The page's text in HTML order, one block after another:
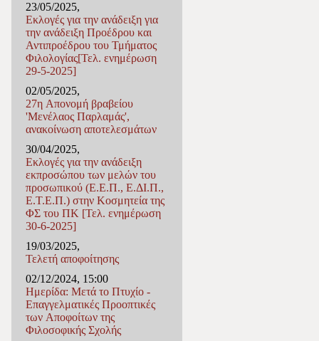
23/05/2025,
Εκλογές για την ανάδειξη για
την ανάδειξη Προέδρου και
Αντιπροέδρου του Τμήματος
Φιλολογίας[Τελ. ενημέρωση
29-5-2025]
02/05/2025,
27η Απονομή βραβείου
'Μενέλαος Παρλαμάς',
ανακοίνωση αποτελεσμάτων
30/04/2025,
Εκλογές για την ανάδειξη
εκπροσώπου των μελών του
προσωπικού (Ε.Ε.Π., Ε.ΔΙ.Π.,
Ε.Τ.Ε.Π.) στην Κοσμητεία της
ΦΣ του ΠΚ [Τελ. ενημέρωση
30-6-2025]
19/03/2025,
Τελετή αποφοίτησης
02/12/2024, 15:00
Ημερίδα: Μετά το Πτυχίο -
Επαγγελματικές Προοπτικές
των Αποφοίτων της
Φιλοσοφικής Σχολής